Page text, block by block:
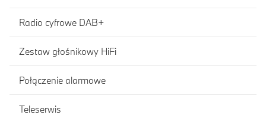
Radio cyfrowe DAB+
Zestaw głośnikowy HiFi
Połączenie alarmowe
Teleserwis